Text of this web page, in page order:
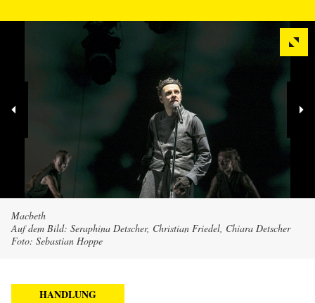
Macbeth
Auf dem Bild: Seraphina Detscher, Christian Friedel, Chiara Detscher
Foto: Sebastian Hoppe
HANDLUNG